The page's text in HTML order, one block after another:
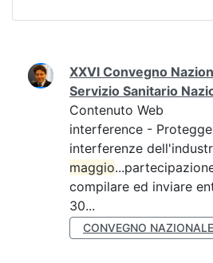
Ricerca
XXVI Convegno
Servizio Sanitario
Contenuto Web
interference -
interferenze
maggio
compilare ed inviare
30...
CONVEGNO NAZIONALE